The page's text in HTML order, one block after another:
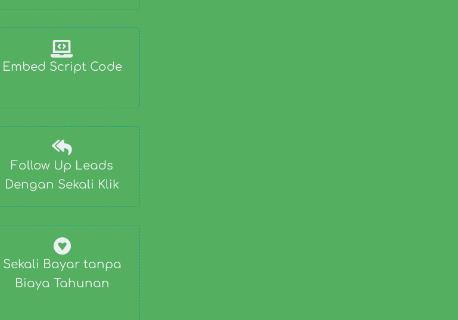
Embed Script Code
Follow Up Leads
Dengan Sekali Klik
Sekali Bayar tanpa
Biaya Tahunan